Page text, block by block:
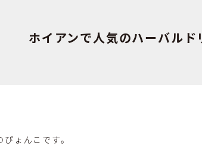
ホイアンで人気のハーバルド
ょんこです。